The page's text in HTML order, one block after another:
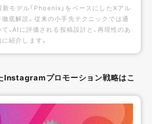
新モデル「Phoenix」をベースにしたXアル
底解説。従来の小手先テクニックでは通
、AIに評価される投稿設計と、再現性のあ
紹介します。
Instagramプロモーション戦略はこ